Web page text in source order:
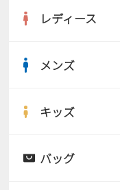
レディース
サンダル
メンズ
サンダル
キッズ
バッグ